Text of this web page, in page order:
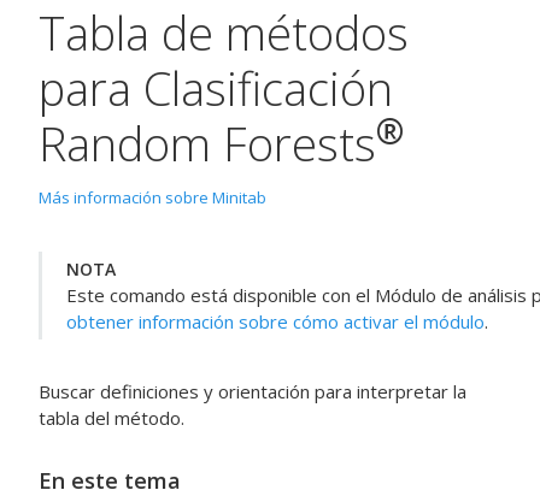
Tabla de métodos
para Clasificación
Random Forests®
Más información sobre Minitab
NOTA
Este comando está disponible con el Módulo de análisis
obtener información sobre cómo activar el módulo.
Buscar definiciones y orientación para interpretar la
tabla del método.
En este tema